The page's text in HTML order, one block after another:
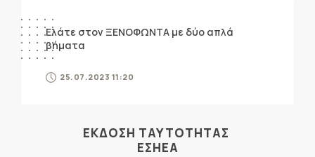
Ελάτε στον ΞΕΝΟΦΩΝΤΑ με δύο απλά
βήματα
25.07.2023 11:20
ΕΚΔΟΣΗ ΤΑΥΤΟΤΗΤΑΣ
ΕΣΗΕΑ